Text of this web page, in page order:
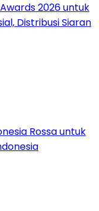
2026 untuk
Distribusi Siaran
Rossa untuk